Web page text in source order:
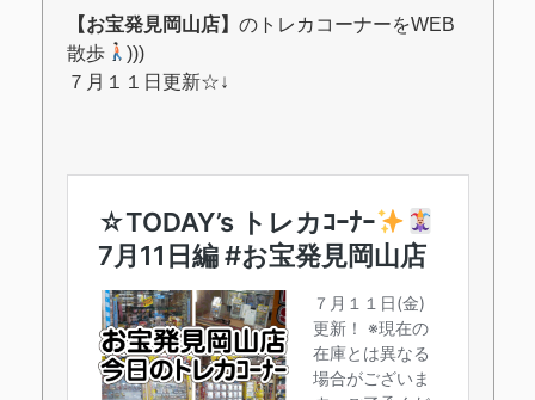
【お宝発見岡山店】 のトレカコーナーをWEB
散歩
)))
７月１１日更新☆↓